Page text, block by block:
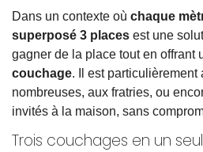
Dans un contexte où chaque
superposé 3 places est une
gagner de la place tout en offrant
couchage. Il est
nombreuses, aux fratries, ou
invités à la maison, sans
Trois couchages en un